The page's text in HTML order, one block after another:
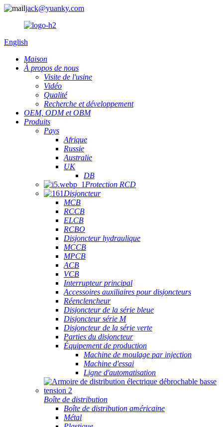
jack@yuanky.com
English
Maison
À propos de nous
Visite de l'usine
Vidéo
Qualité
Recherche et développement
OEM, ODM et OBM
Produits
Pays
Afrique
Russie
Australie
UK
DB
Protection RCD
Disjoncteur
MCB
RCCB
ELCB
RCBO
Disjoncteur hydraulique
MCCB
MPCB
ACB
VCB
Interrupteur principal
Accessoires auxiliaires pour disjoncteurs
Réenclencheur
Disjoncteur de la série bleue
Disjoncteur série M
Disjoncteur de la série verte
Parties du disjoncteur
Équipement de production
Machine de moulage par injection
Machine d'essai
Ligne d'automatisation
Boîte de distribution
Boîte de distribution américaine
Métal